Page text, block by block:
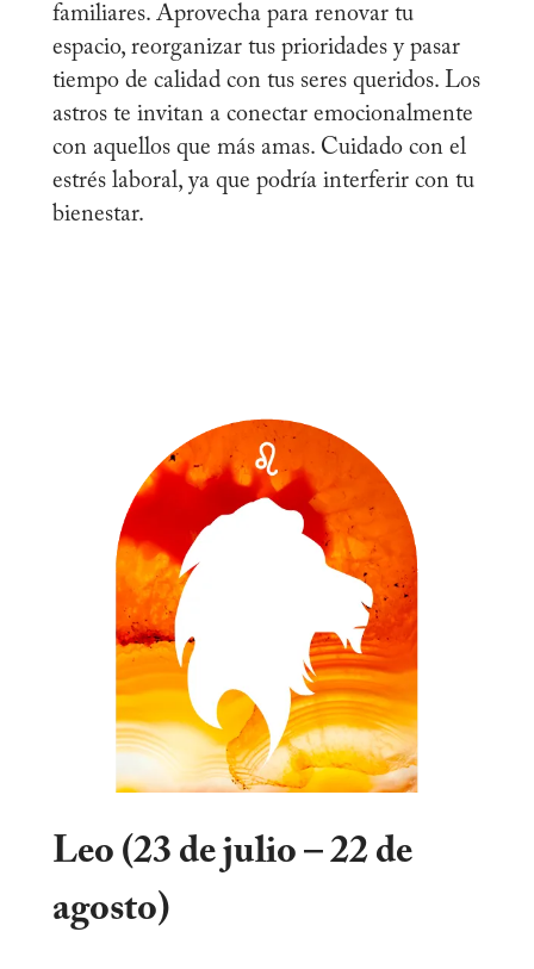
familiares. Aprovecha para renovar tu
espacio, reorganizar tus prioridades y pasar
tiempo de calidad con tus seres queridos. Los
astros te invitan a conectar emocionalmente
con aquellos que más amas. Cuidado con el
estrés laboral, ya que podría interferir con tu
bienestar.
Leo (23 de julio – 22 de
agosto)